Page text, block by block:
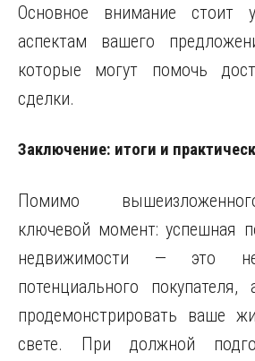
Основное внимание стоит
аспектам вашего
которые могут помочь
сделки.
Заключение: итоги и
Помимо
ключевой момент: успешная
недвижимости — это
потенциального
продемонстрировать ваше
свете. При должной